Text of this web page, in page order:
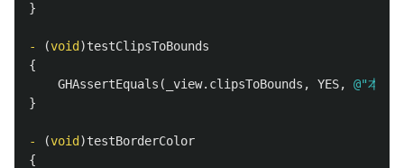
}
- (void )testClipsToBounds
{
GHAssertEquals ( _view. clipsToBounds , YES,
@"本ビ
}
- (void )testBorderColor
{